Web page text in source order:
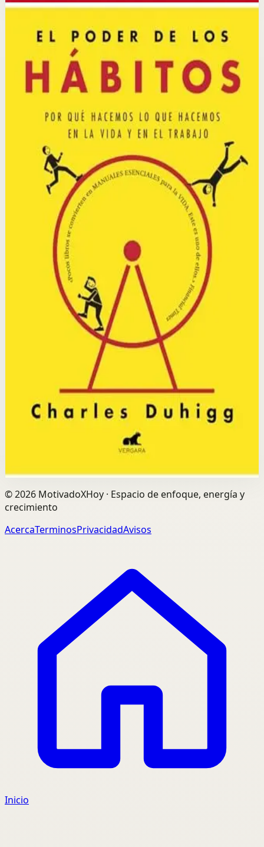
HábitosNeurociencia
El poder de los hábitos
Charles Duhigg
Duhigg explora la ciencia detrás de los hábitos,
pueden cambiarse. Combina investigación científica con
historias reales de personas, empresas y movimientos
Por qué importa
Este libro importa porque revela el mecanismo oculto de
los hábitos y te da el conocimiento para reprogramarlos
intencionalmente, transformándote a ti mismo y a tu
Para quién es
Es para personas que quieren entender por qué hacen
lo que hacen y cambiar sus comportamientos
automáticos para mejorar su salud, productividad y
La idea central es que todo hábito sigue un bucle: señal,
rutina y recompensa; y al identificar este ciclo, podemos
modificar cualquier hábito en nuestra vida.
Selección afiliada
Construir Habitos Positivos
Abrir fichaComprar en Kobo
Divulgación: podemos ganar una comisión si compras
©2026 MotivadoXHoy · Espacio de enfoque, energía y
crecimiento
AcercaTerminosPrivacidadAvisos
Inicio